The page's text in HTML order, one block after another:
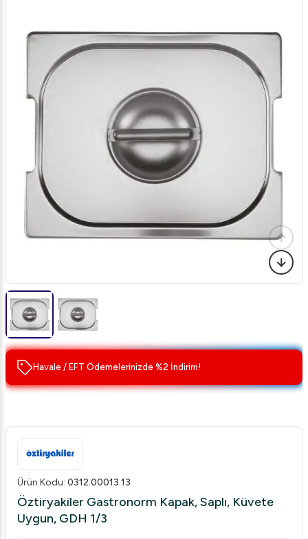
Havale / EFT Ödemelerinizde %2 İndirim!
Ürün Kodu: 0312.00013.13
Öztiryakiler Gastronorm Kapak, Saplı, Küvete
Uygun, GDH 1/3